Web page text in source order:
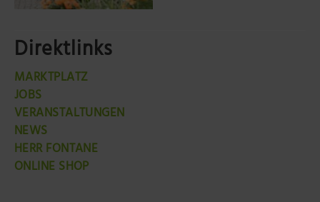
Direktlinks
MARKTPLATZ
JOBS
VERANSTALTUNGEN
NEWS
HERR FONTANE
ONLINE SHOP